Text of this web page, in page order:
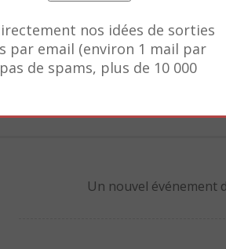
jouant avec les substances
la marque du grand
de révolutionnaire dans
et du beau.
Un nouvel événement
nos idées de sorties
par email (environ 1 mail par
de spams, plus de 10 000